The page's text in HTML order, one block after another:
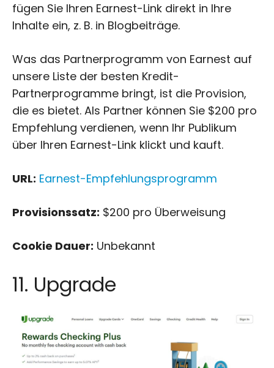
fügen Sie Ihren Earnest-Link direkt in Ihre
Inhalte ein, z. B. in Blogbeiträge.
Was das Partnerprogramm von Earnest auf
unsere Liste der besten Kredit-
Partnerprogramme bringt, ist die Provision,
die es bietet. Als Partner können Sie $200 pro
Empfehlung verdienen, wenn Ihr Publikum
über Ihren Earnest-Link klickt und kauft.
URL: Earnest-Empfehlungsprogramm
Provisionssatz: $200 pro Überweisung
Cookie Dauer: Unbekannt
11. Upgrade